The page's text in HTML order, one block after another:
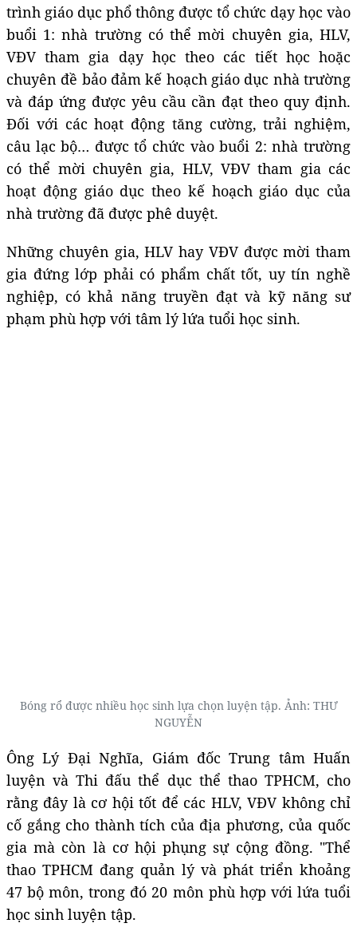
trình giáo dục phổ thông được tổ chức dạy học vào
buổi 1: nhà trường có thể mời chuyên gia, HLV,
VĐV tham gia dạy học theo các tiết học hoặc
chuyên đề bảo đảm kế hoạch giáo dục nhà trường
và đáp ứng được yêu cầu cần đạt theo quy định.
Đối với các hoạt động tăng cường, trải nghiệm,
câu lạc bộ… được tổ chức vào buổi 2: nhà trường
có thể mời chuyên gia, HLV, VĐV tham gia các
hoạt động giáo dục theo kế hoạch giáo dục của
nhà trường đã được phê duyệt.
Những chuyên gia, HLV hay VĐV được mời tham
gia đứng lớp phải có phẩm chất tốt, uy tín nghề
nghiệp, có khả năng truyền đạt và kỹ năng sư
phạm phù hợp với tâm lý lứa tuổi học sinh.
Bóng rổ được nhiều học sinh lựa chọn luyện tập. Ảnh: THƯ
NGUYỄN
Ông Lý Đại Nghĩa, Giám đốc Trung tâm Huấn
luyện và Thi đấu thể dục thể thao TPHCM, cho
rằng đây là cơ hội tốt để các HLV, VĐV không chỉ
cố gắng cho thành tích của địa phương, của quốc
gia mà còn là cơ hội phụng sự cộng đồng. "Thể
thao TPHCM đang quản lý và phát triển khoảng
47 bộ môn, trong đó 20 môn phù hợp với lứa tuổi
học sinh luyện tập.